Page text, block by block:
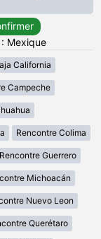
Mexique
California
Campeche
Rencontre Colima
Rencontre Guerrero
Michoacán
Nuevo Leon
Querétaro